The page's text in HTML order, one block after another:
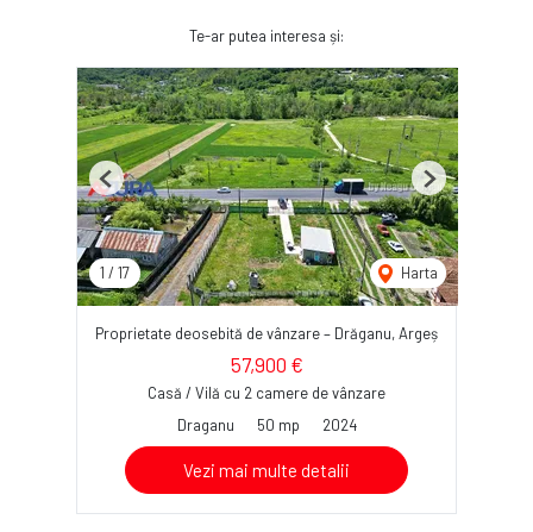
Te-ar putea interesa și:
1 / 17 Harta
Previous Next
Proprietate deosebită de vânzare – Drăganu, Argeș
57,900 €
Casă / Vilă cu 2 camere de vânzare
Draganu
50 mp 2024
Vezi mai multe detalii